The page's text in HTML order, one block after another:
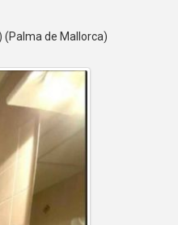
(Palma de Mallorca)